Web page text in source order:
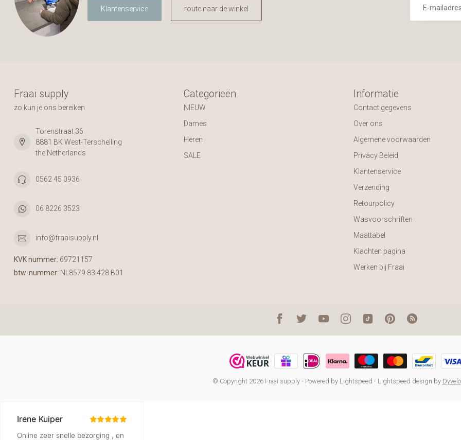
Klantenservice route naar de winkel
Fraai supply
zo kun je ons bereiken
Torenstraat 36
8881 BK West-Terschelling
the Netherlands
0562 45 0936
06 8226 3523
info@fraaisupply.nl
KVK nummer: 69721157
btw-nummer: NL8579.83.428.B01
Categorieën
NIEUW
Dames
Heren
SALE
Informatie
Contact gegevens
Over ons
Algemene voorwaarden
Privacy Beleid
Klantenservice
Verzending
Retourpolicy
Wasvoorschriften
Maattabel
Klachten pagina
Werken bij Fraai
© Copyright 2026 Fraai supply- Powered by Lightspeed - Lightspeed design by